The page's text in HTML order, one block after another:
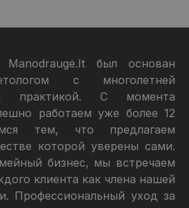
Manodraugė.lt был основан
с многолетней
практикой. С момента
работаем уже более 12
тем, что предлагаем
которой уверены сами.
бизнес, мы встречаем
клиента как члена нашей
Профессиональный уход за